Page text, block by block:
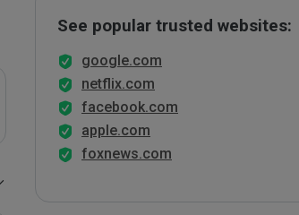
See popular trusted websites:
google.com
netflix.com
facebook.com
apple.com
foxnews.com